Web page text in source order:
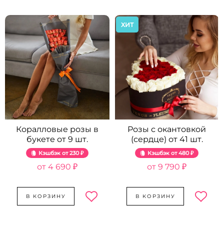
Коралловые розы в
букете от 9 шт.
Кэшбэк 230 ₽
4 690 ₽
В КОРЗИНУ
ХИТ
Розы с окантовкой
(сердце) от 41 шт.
Кэшбэк 480 ₽
9 790 ₽
В КОРЗИНУ